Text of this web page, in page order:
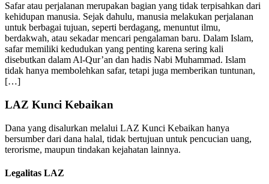
Safar atau perjalanan merupakan bagian yang tidak terpisahkan dari
kehidupan manusia. Sejak dahulu, manusia melakukan perjalanan
untuk berbagai tujuan, seperti berdagang, menuntut ilmu,
berdakwah, atau sekadar mencari pengalaman baru. Dalam Islam,
safar memiliki kedudukan yang penting karena sering kali
disebutkan dalam Al-Qur’an dan hadis Nabi Muhammad. Islam
tidak hanya membolehkan safar, tetapi juga memberikan tuntunan,
[…]
LAZ Kunci Kebaikan
Dana yang disalurkan melalui LAZ Kunci Kebaikan hanya
bersumber dari dana halal, tidak bertujuan untuk pencucian uang,
terorisme, maupun tindakan kejahatan lainnya.
Legalitas LAZ